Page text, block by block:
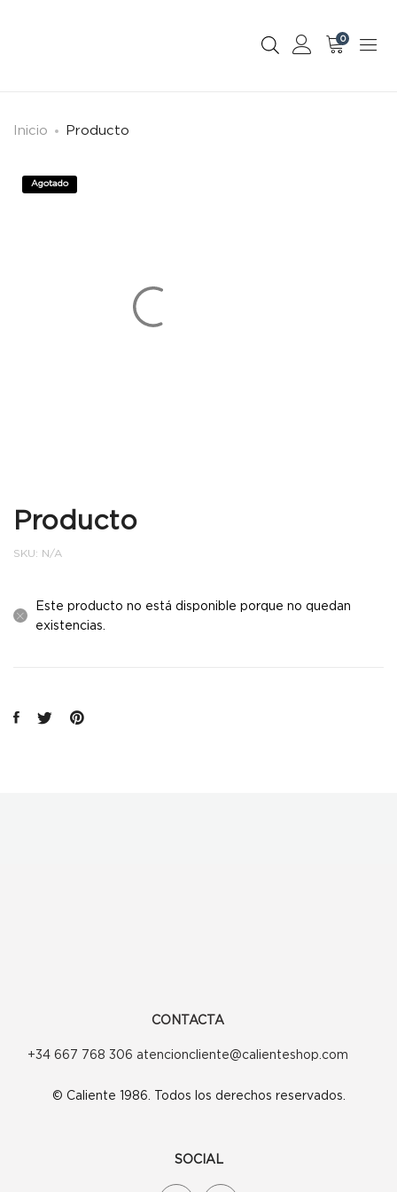
0
Inicio Producto
Agotado
Producto
SKU: N/A
Este producto no está disponible porque no quedan
existencias.
CONTACTA
+34 667 768 306 atencioncliente@calienteshop.com
© Caliente 1986. Todos los derechos reservados.
SOCIAL